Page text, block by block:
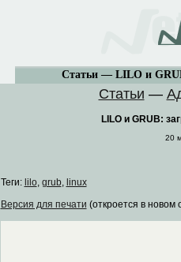
Статьи — LILO и
Статьи —
LILO и GRUB:
20
Теги: lilo, grub, linux
Версия для печати (откроется в новом